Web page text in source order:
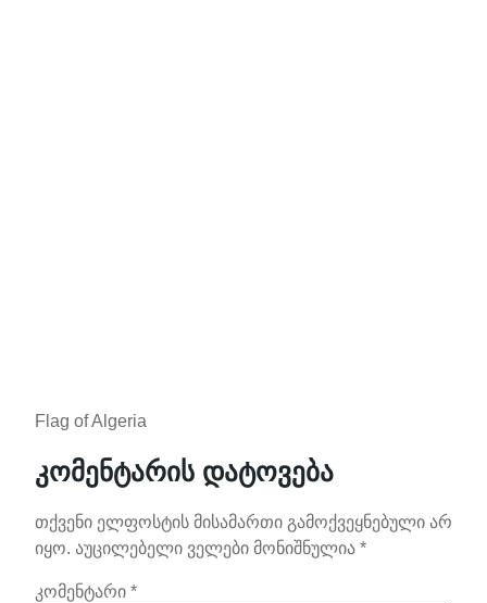
Flag of Algeria
კომენტარის დატოვება
თქვენი ელფოსტის მისამართი გამოქვეყნებული არ
იყო. აუცილებელი ველები მონიშნულია *
კომენტარი *